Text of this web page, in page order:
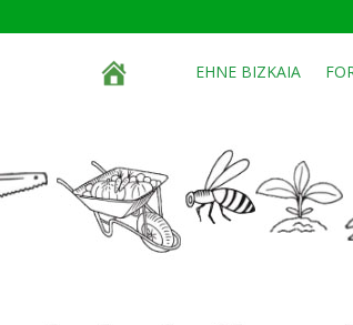
EHNE BIZKAIA